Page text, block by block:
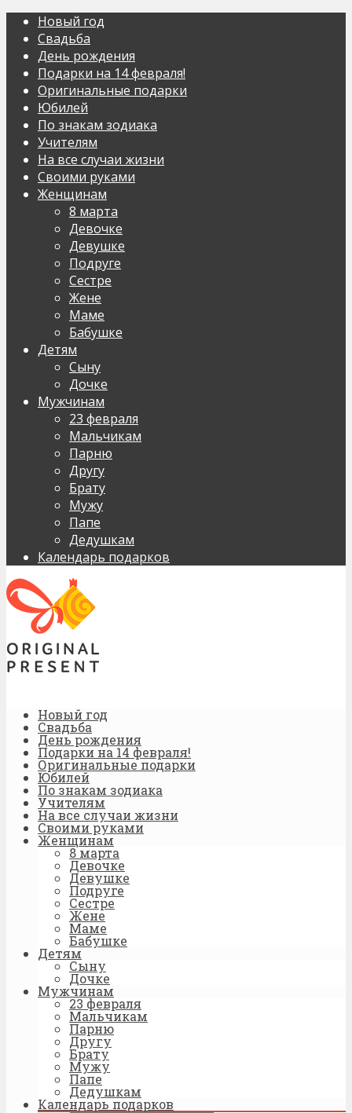
Новый год
Свадьба
День рождения
Подарки на 14 февраля!
Оригинальные подарки
Юбилей
По знакам зодиака
Учителям
На все случаи жизни
Своими руками
Женщинам
8 марта
Девочке
Девушке
Подруге
Сестре
Жене
Маме
Бабушке
Детям
Сыну
Дочке
Мужчинам
23 февраля
Мальчикам
Парню
Другу
Брату
Мужу
Папе
Дедушкам
Календарь подарков
Новый год
Свадьба
День рождения
Подарки на 14 февраля!
Оригинальные подарки
Юбилей
По знакам зодиака
Учителям
На все случаи жизни
Своими руками
Женщинам
8 марта
Девочке
Девушке
Подруге
Сестре
Жене
Маме
Бабушке
Детям
Сыну
Дочке
Мужчинам
23 февраля
Мальчикам
Парню
Другу
Брату
Мужу
Папе
Дедушкам
Календарь подарков